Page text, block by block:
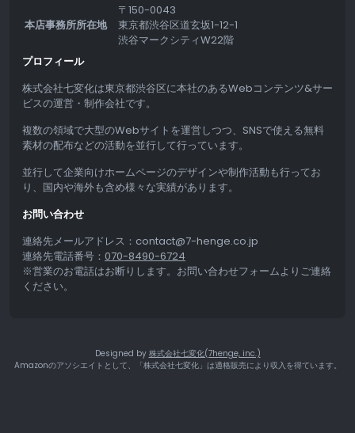
本店事務所所在地
〒150-0043
東京都渋谷区道玄坂1-12-1
渋谷マークシティW22階
プロフィール
株式会社七変化は東京都渋谷区に本社のあるWebコンテンツ&サー
ビスの運営・制作会社です。
複数の領域で大型のWebサイトを運営しつつ、SNSで使える無料
素材の配布などの活動を並行して行っています。
並行して企業向けホームページのデザインや制作活動も行ってお
り、国内や海外も含め様々な実績があります。
お問い合わせ
連絡先メールアドレス：contact@7-henge.co.jp
連絡先電話番号： 070-8490-6724
※営業のお電話はお断りします。お問い合わせフォームよりご連絡
ください。
Designed by 株式会社七変化(7henge, inc.)
Amazonのアソシエイトとして、「株式会社七変化」は適格販売により収入を得ています。